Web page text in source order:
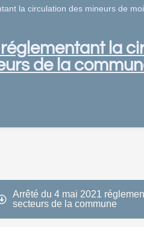
la circulation des mineurs de
la
de la
Arrêté du 4 mai 2021
secteurs de la commune